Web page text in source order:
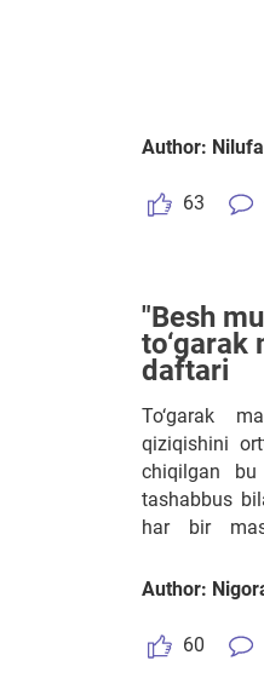
Author:
63
"Besh
to‘garak
daftari
To‘garak
qiziqishini
chiqilgan bu
tashabbus
har bir
e‘tiborini
Author:
60